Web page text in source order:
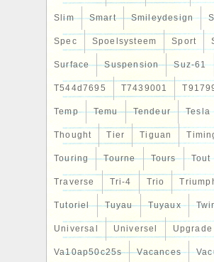
Slim Smart Smileydesign
Spec Spoelsysteem Sport
Surface Suspension Suz-61
T544d7695 T7439001
Temp Temu Tendeur Tesla
Thought Tier Tiguan
Touring Tourne Tours Tout
Traverse Tri-4 Trio
Tutoriel Tuyau Tuyaux
Universal Universel Upgrade
Va10ap50c25s Vacances